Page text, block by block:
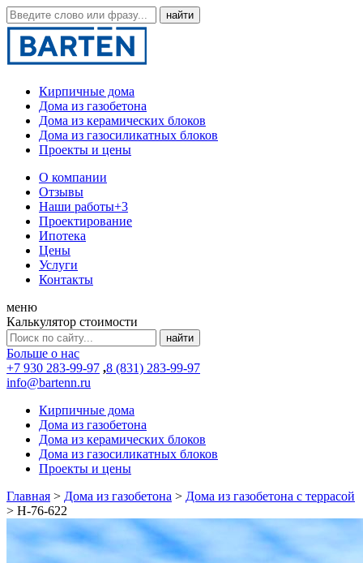
Кирпичные дома
Дома из газобетона
Дома из керамических блоков
Дома из газосиликатных блоков
Проекты и цены
О компании
Отзывы
Наши работы+3
Проектирование
Ипотека
Цены
Услуги
Контакты
меню
Калькулятор стоимости
Больше о нас
+7 930 283-99-97 ,8 (831) 283-99-97
info@bartenn.ru
Кирпичные дома
Дома из газобетона
Дома из керамических блоков
Дома из газосиликатных блоков
Проекты и цены
Главная > Дома из газобетона > Дома из газобетона с террасой
> Н-76-622